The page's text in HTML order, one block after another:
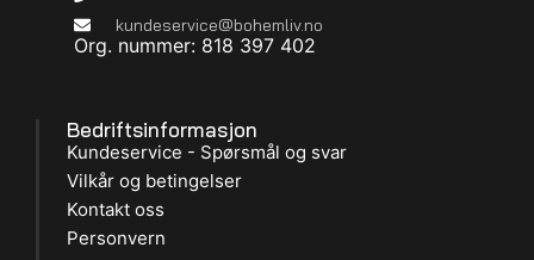
kundeservice@bohemliv.no
Org. nummer: 818 397 402
Bedriftsinformasjon
Kundeservice - Spørsmål og svar
Vilkår og betingelser
Kontakt oss
Personvern